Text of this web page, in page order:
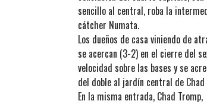
sencillo al central, roba la
cátcher Numata.
Los dueños de casa viniendo de
se acercan (3-2) en el cierre del
velocidad sobre las bases y se
del doble al jardín central de
En la misma entrada, Chad Tromp,